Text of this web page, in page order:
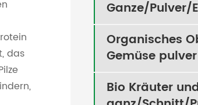
das
Ganze/Pulver/
Organisches
Gemüse pulver
Bio Kräuter